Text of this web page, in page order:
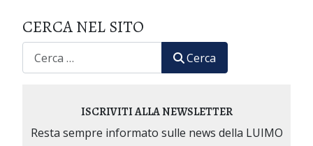
CERCA NEL SITO
Cerca
ISCRIVITI ALLA NEWSLETTER
Resta sempre informato sulle news della LUIMO